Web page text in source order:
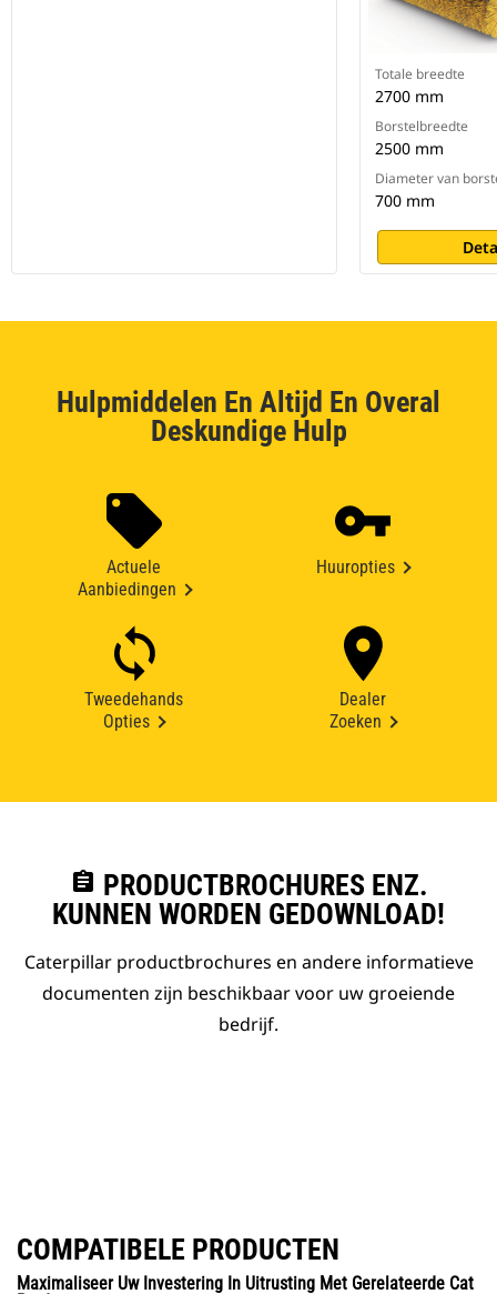
Totale breedte
2700 mm
Borstelbreedte
2500 mm
Diameter van
700 mm
Hulpmiddelen En Altijd En Overal
Deskundige Hulp
Actuele
Aanbiedingen
Huuropties
Tweedehands
Opties
Dealer
Zoeken
assignment PRODUCTBROCHURES ENZ.
KUNNEN WORDEN GEDOWNLOAD!
Caterpillar productbrochures en andere informatieve
documenten zijn beschikbaar voor uw groeiende
bedrijf.
COMPATIBELE PRODUCTEN
Maximaliseer Uw Investering In Uitrusting Met Gerelateerde Cat